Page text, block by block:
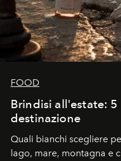
FOOD
Brindisi all'estate:
destinazione
Quali bianchi scegliere
lago, mare, montagna e